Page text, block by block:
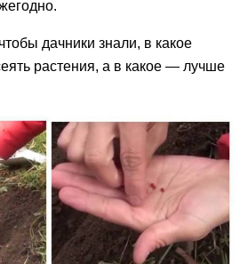
дачники знали, в какое
растения, а в какое — лучше